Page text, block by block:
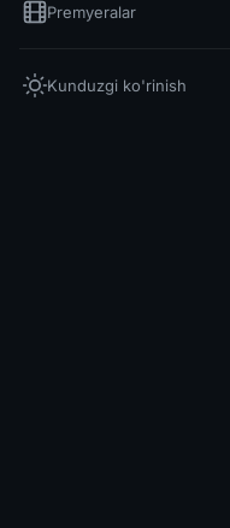
Premyeralar
Kunduzgi ko'rinish